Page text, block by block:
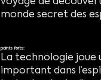
monde secret des
points forts:
La technologie joue
important dans